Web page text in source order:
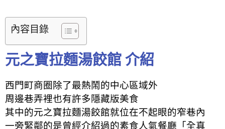
內容目錄
元之寶拉麵湯餃館 介紹
西門町商圈除了最熱鬧的中心區域外
周邊巷弄裡也有許多隱藏版美食
其中的元之寶拉麵湯餃館就位在不起眼的窄巷內
一旁緊鄰的是曾經介紹過的素食人氣餐廳「全真